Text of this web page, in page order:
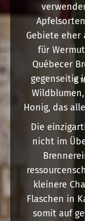
Gebiete
für
Québecer
gegenseitig
Honig, das
Die
nicht im
kleinere
Flaschen in
somit auf
©